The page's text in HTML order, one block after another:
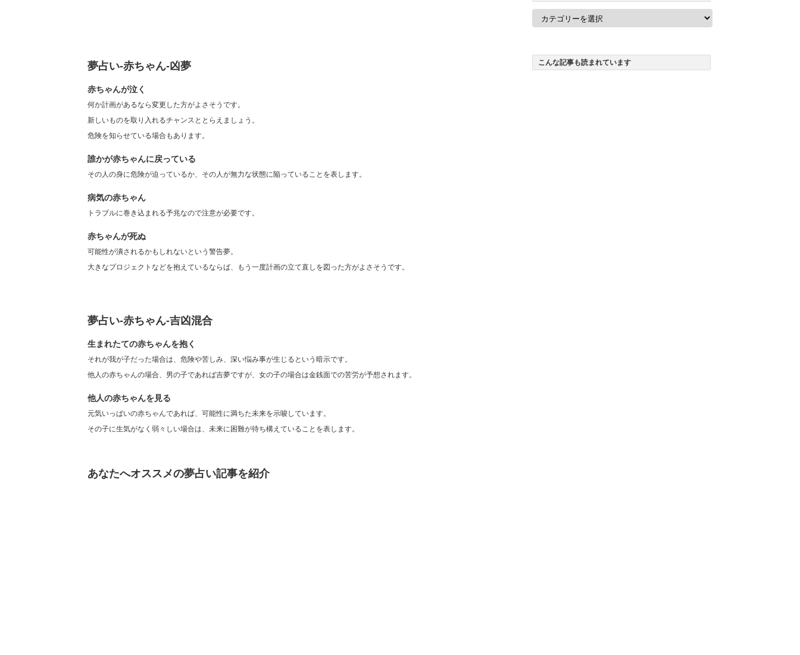
夢占い-赤ちゃん-凶夢
赤ちゃんが泣く
何か計画があるなら変更した方がよさそうです。
新しいものを取り入れるチャンスととらえましょう。
危険を知らせている場合もあります。
誰かが赤ちゃんに戻っている
その人の身に危険が迫っているか、その人が無力な状態に陥っていることを表します。
病気の赤ちゃん
トラブルに巻き込まれる予兆なので注意が必要です。
赤ちゃんが死ぬ
可能性が潰されるかもしれないという警告夢。
大きなプロジェクトなどを抱えているならば、もう一度計画の立て直しを図った方がよさそうです。
夢占い-赤ちゃん-吉凶混合
生まれたての赤ちゃんを抱く
それが我が子だった場合は、危険や苦しみ、深い悩み事が生じるという暗示です。
他人の赤ちゃんの場合、男の子であれば吉夢ですが、女の子の場合は金銭面での苦労が予想されます。
他人の赤ちゃんを見る
元気いっぱいの赤ちゃんであれば、可能性に満ちた未来を示唆しています。
その子に生気がなく弱々しい場合は、未来に困難が待ち構えていることを表します。
あなたへオススメの夢占い記事を紹介
カ
ー
こんな記事も読まれています